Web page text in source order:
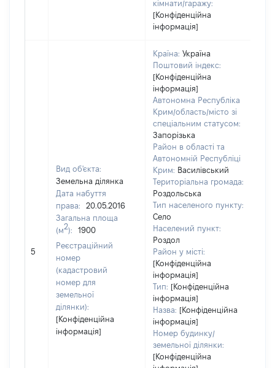
кімнати/гаражу:
[Конфіденційна
інформація]
5
Вид об'єкта:
Земельна ділянка
Дата набуття
права:
20.05.2016
Загальна площа
(м2):
1900
Реєстраційний
номер
(кадастровий
номер для
земельної
ділянки):
[Конфіденційна
інформація]
Країна: Україна
Поштовий індекс:
[Конфіденційна
інформація]
Автономна Республіка
Крим/область/місто зі
спеціальним статусом:
Запорізька
Район в області та
Автономній Республіці
Крим: Василівський
Територіальна громада:
Роздольська
Тип населеного пункту:
Село
Населений пункт:
Роздол
Район у місті:
[Конфіденційна
інформація]
Тип: [Конфіденційна
інформація]
Назва: [Конфіденційна
інформація]
Номер будинку/
земельної ділянки:
[Конфіденційна